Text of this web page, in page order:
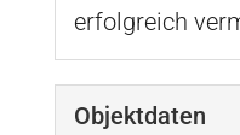
erfolgreich
Objektdaten